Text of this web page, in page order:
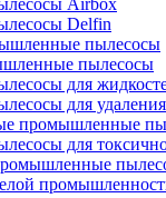
Airbox
Delfin
пылесосы
пылесосы
для
для
промышленные
для